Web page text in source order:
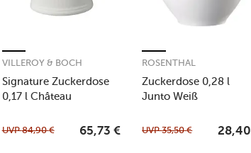
Signature Zuckerdose
0,17 l Château
VILLEROY & BOCH
UVP84,90 € 65,73 €
Zuckerdose 0,28 l
Junto Weiß
ROSENTHAL
UVP35,50 € 28,40